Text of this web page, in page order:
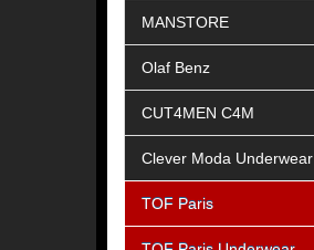
MANSTORE
Olaf Benz
CUT4MEN C4M
Clever Moda Underwear
TOF Paris